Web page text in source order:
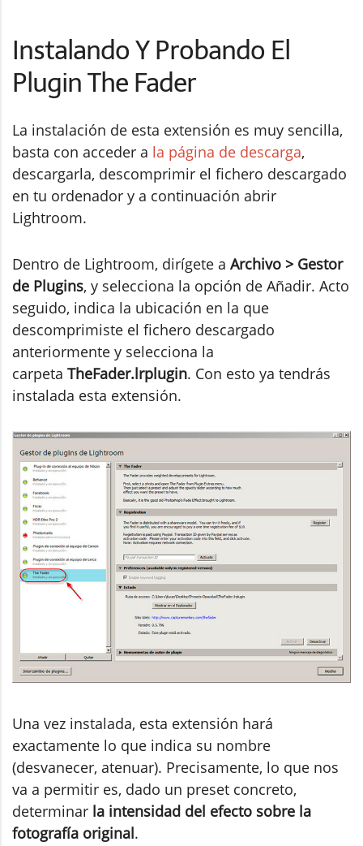
Instalando Y Probando El
Plugin The Fader
La instalación de esta extensión es muy sencilla,
basta con acceder a la página de descarga,
descargarla, descomprimir el fichero descargado
en tu ordenador y a continuación abrir
Lightroom.
Dentro de Lightroom, dirígete a Archivo > Gestor
de Plugins, y selecciona la opción de Añadir. Acto
seguido, indica la ubicación en la que
descomprimiste el fichero descargado
anteriormente y selecciona la
carpeta TheFader.lrplugin. Con esto ya tendrás
instalada esta extensión.
Una vez instalada, esta extensión hará
exactamente lo que indica su nombre
(desvanecer, atenuar). Precisamente, lo que nos
va a permitir es, dado un preset concreto,
determinar la intensidad del efecto sobre la
fotografía original.